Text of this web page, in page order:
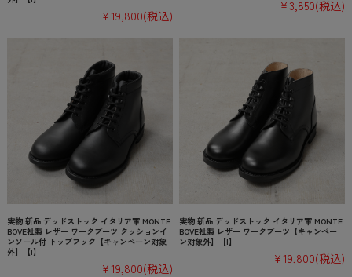
¥19,800(税込)
¥3,850(税込)
実物 新品 デッドストック イタリア軍 MONTE
BOVE社製 レザー ワークブーツ クッションイ
ンソール付 トップフック【キャンペーン対象
外】【I】
¥19,800(税込)
実物 新品 デッドストック イタリア軍 MONTE
BOVE社製 レザー ワークブーツ【キャンペー
ン対象外】【I】
¥19,800(税込)